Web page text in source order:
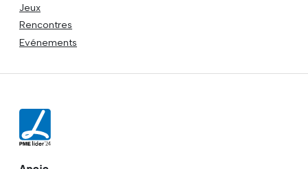
Jeux
Rencontres
Evénements